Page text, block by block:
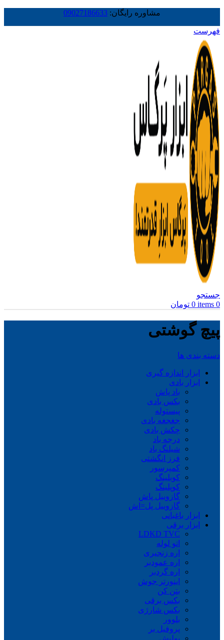
مشاوره رایگان: 09027186633
فهرست
جستجو
0
items
0 تومان
پیچ گوشتی
دسته بندی ها
ابزار اندازه گیری
ابزار بادی
باد پاش
بکس بادی
پیستوله
جغجغه بادی
چکش بادی
درجه باد
شیلنگ باد
فرز انگشتی
کمپرسور
کوبلینگ
کوپلینگ
گازوییل پاش
گازوییل پل=اش
ابزار باغبانی
ابزار برقی
LDKD TVC
اتو لوله
اره زنجیری
اره عمودبر
اره گردبر
اینورتر جوش
بتن کن
بکس برقی
بکس شارژی
بلوور
پروفیل بر
پولیش